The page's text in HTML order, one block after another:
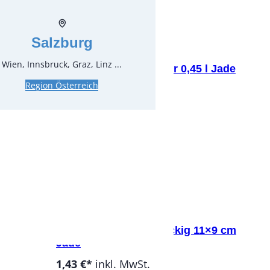
0,22
Art.-Nr.:
Sauciere mit Unterteller 0,45 l Jade
4,76 €* inkl. MwSt.
Aschenbecher, rechteckig 11×9 cm
Jade
1,43 €* inkl. MwSt.
Salzburg
Wien, Innsbruck, Graz, Linz ...
Region Österreich